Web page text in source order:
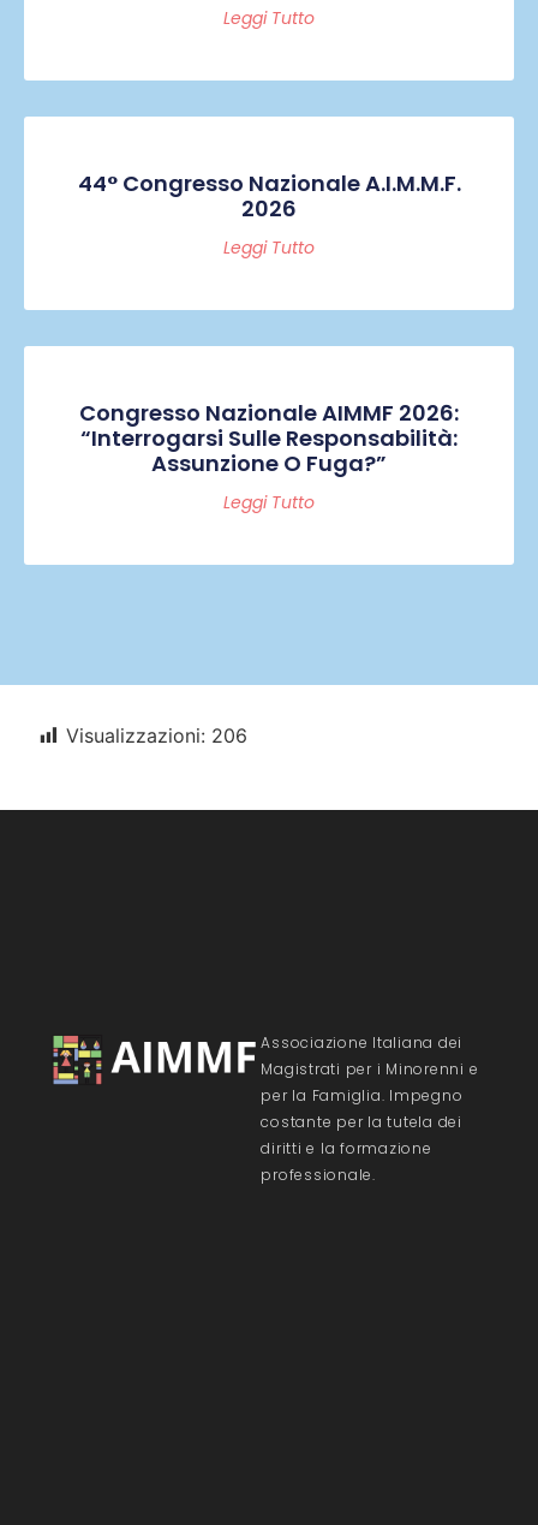
Leggi Tutto
44° Congresso Nazionale A.I.M.M.F.
2026
Leggi Tutto
Congresso Nazionale AIMMF 2026:
“Interrogarsi Sulle Responsabilità:
Assunzione O Fuga?”
Leggi Tutto
Visualizzazioni: 206
Associazione Italiana dei
Magistrati per i Minorenni e
per la Famiglia. Impegno
costante per la tutela dei
diritti e la formazione
professionale.